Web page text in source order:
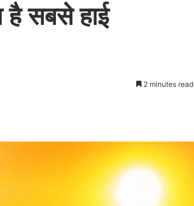
है सबसे हाई
2 minutes read